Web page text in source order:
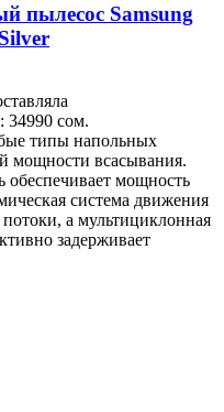
пылесос Samsung
34990 сом.
типы напольных
мощности всасывания.
мощность
система движения
а мультициклонная
задерживает